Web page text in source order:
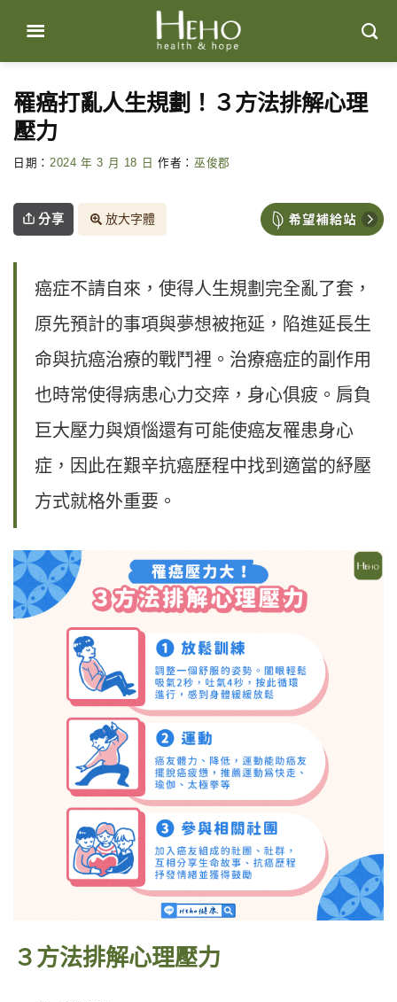
content
罹癌打亂人生規劃！３方法排解心理
壓力
日期： 2024 年 3 月 18 日 作者： 巫俊郡
分享 放大字體
癌症不請自來，使得人生規劃完全亂了套，
原先預計的事項與夢想被拖延，陷進延長生
命與抗癌治療的戰鬥裡。治療癌症的副作用
也時常使得病患心力交瘁，身心俱疲。肩負
巨大壓力與煩惱還有可能使癌友罹患身心
症，因此在艱辛抗癌歷程中找到適當的紓壓
方式就格外重要。
３方法排解心理壓力